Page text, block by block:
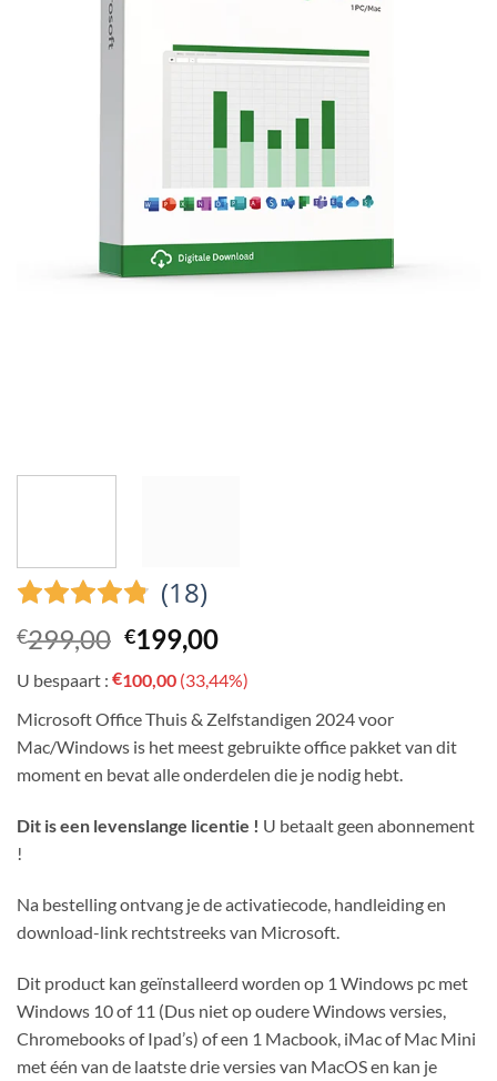
(18)
€299,00 Oorspronkelijke
was:
€299,00.
€199,00Huidige
prijs
is:
€199,00.
U bespaart : €100,00 (33,44%)
Microsoft Office Thuis & Zelfstandigen 2024 voor
Mac/Windows is het meest gebruikte office pakket van dit
moment en bevat alle onderdelen die je nodig hebt.
Dit is een levenslange licentie ! U betaalt geen abonnement
!
Na bestelling ontvang je de activatiecode, handleiding en
download-link rechtstreeks van Microsoft.
Dit product kan geïnstalleerd worden op 1 Windows pc met
Windows 10 of 11 (Dus niet op oudere Windows versies,
Chromebooks of Ipad’s) of een 1 Macbook, iMac of Mac Mini
met één van de laatste drie versies van MacOS en kan je